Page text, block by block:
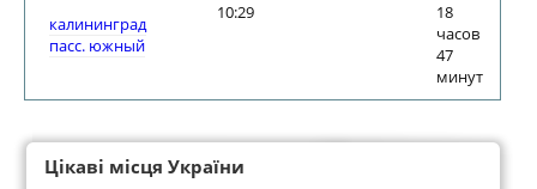
калининград
пасс. южный
10:29
18
часов
47
минут
Цікаві місця України